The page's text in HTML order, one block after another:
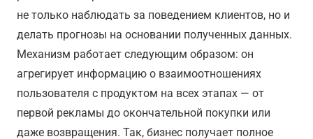
не только наблюдать за поведением клиентов, но и
делать прогнозы на основании полученных данных.
Механизм работает следующим образом: он
агрегирует информацию о взаимоотношениях
пользователя с продуктом на всех этапах — от
первой рекламы до окончательной покупки или
даже возвращения. Так, бизнес получает полное